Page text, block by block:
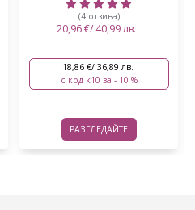
(0 отзива)
23,95 €/ 46,84 лв.
21,56 €/ 42,16 лв.
с код k10 за - 10 %
РАЗГЛЕДАЙТЕ